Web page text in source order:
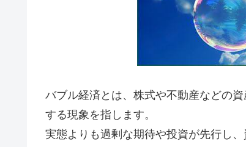
バブル経済とは、株式や不動産などの
する現象を指します。
実態よりも過剰な期待や投資が先行し、